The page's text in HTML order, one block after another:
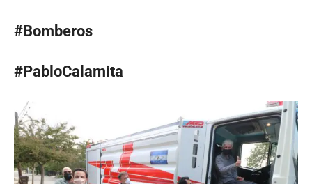
#Bomberos
#PabloCalamita